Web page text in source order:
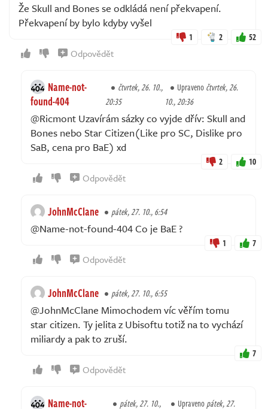
Že Skull and Bones se odkládá není překvapení.
Překvapení by bylo kdyby vyšel
1 2 52
Odpovědět
Name-not-
found-404
čtvrtek, 26. 10.,
20:35
Upravenočtvrtek, 26.
10., 20:36
@Ricmont Uzavírám sázky co vyjde dřív: Skull and
Bones nebo Star Citizen(Like pro SC, Dislike pro
SaB, cena pro BaE) xd
2 10
Odpovědět
JohnMcClane pátek, 27. 10., 6:54
@Name-not-found-404 Co je BaE ?
1 7
Odpovědět
JohnMcClane pátek, 27. 10., 6:55
@JohnMcClane Mimochodem víc věřím tomu
star citizen. Ty jelita z Ubisoftu totiž na to vychází
miliardy a pak to zruší.
7
Odpovědět
Name-not- pátek, 27. 10., Upravenopátek, 27.